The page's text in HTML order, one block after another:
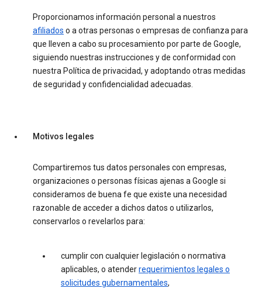
Proporcionamos información personal a nuestros
afiliados o a otras personas o empresas de confianza para
que lleven a cabo su procesamiento por parte de Google,
siguiendo nuestras instrucciones y de conformidad con
nuestra Política de privacidad, y adoptando otras medidas
de seguridad y confidencialidad adecuadas.
Motivos legales
Compartiremos tus datos personales con empresas,
organizaciones o personas físicas ajenas a Google si
consideramos de buena fe que existe una necesidad
razonable de acceder a dichos datos o utilizarlos,
conservarlos o revelarlos para:
cumplir con cualquier legislación o normativa
aplicables, o atenderrequerimientos legales o
solicitudes gubernamentales,